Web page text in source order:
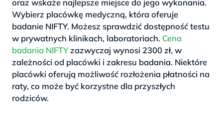
oraz wskaże najlepsze miejsce do jego wykonania.
Wybierz placówkę medyczną, która oferuje
badanie NIFTY. Możesz sprawdzić dostępność testu
w prywatnych klinikach, laboratoriach. Cena
badania NIFTYzazwyczaj wynosi 2300 zł, w
zależności od placówki i zakresu badania. Niektóre
placówki oferują możliwość rozłożenia płatności na
raty, co może być korzystne dla przyszłych
rodziców.